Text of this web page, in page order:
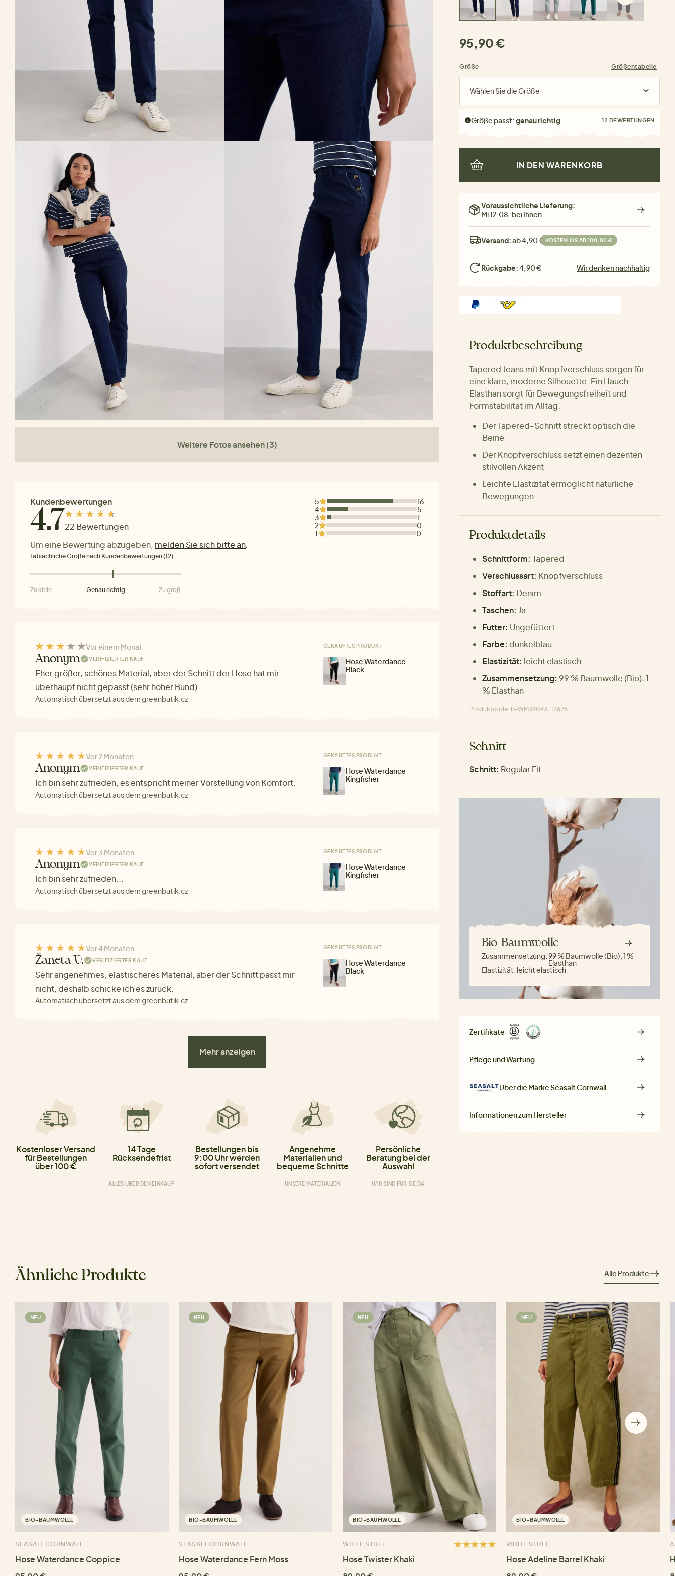
Weitere Fotos ansehen (3)
Kundenbewertungen
4.722 Bewertungen
Um eine Bewertung abzugeben, melden Sie sich bitte an.
5
16
4
5
3
1
2
0
1
0
Tatsächliche Größe nach Kundenbewertungen (12):
Zu klein Genau richtig Zu groß
Vor einem Monat
Anonym VERIFIZIERTER KAUF
Eher größer, schönes Material, aber der Schnitt der Hose hat mir
überhaupt nicht gepasst (sehr hoher Bund).
Automatisch übersetzt aus dem greenbutik.cz
GEKAUFTES PRODUKT
Hose Waterdance
Black
Vor 2 Monaten
Anonym VERIFIZIERTER KAUF
Ich bin sehr zufrieden, es entspricht meiner Vorstellung von Komfort.
Automatisch übersetzt aus dem greenbutik.cz
GEKAUFTES PRODUKT
Hose Waterdance
Kingfisher
Vor 3 Monaten
Anonym VERIFIZIERTER KAUF
Ich bin sehr zufrieden...
Automatisch übersetzt aus dem greenbutik.cz
GEKAUFTES PRODUKT
Hose Waterdance
Kingfisher
Vor 4 Monaten
Žaneta V. VERIFIZIERTER KAUF
Sehr angenehmes, elastischeres Material, aber der Schnitt passt mir
nicht, deshalb schicke ich es zurück.
Automatisch übersetzt aus dem greenbutik.cz
GEKAUFTES PRODUKT
Hose Waterdance
Black
Mehr anzeigen
Kostenloser Versand
für Bestellungen
über 100 €
14 Tage
Rücksendefrist
ALLES ÜBER DEN EINKAUF
Bestellungen bis
9:00 Uhr werden
sofort versendet
Angenehme
Materialien und
bequeme Schnitte
UNSERE MATERIALIEN
Persönliche
Beratung bei der
Auswahl
WIR SIND FÜR SIE DA
95,90 €
Größe Größentabelle
Wählen Sie die Größe
Größe passt:genau richtig 12 BEWERTUNGEN
IN DEN WARENKORB
Voraussichtliche Lieferung:
Mi 12.08. bei Ihnen
Versand:ab 4,90 € KOSTENLOS AB 100,00 €
Rückgabe:4,90 € Wir denken nachhaltig
Produktbeschreibung
Tapered Jeans mit Knopfverschluss sorgen für
eine klare, moderne Silhouette. Ein Hauch
Elasthan sorgt für Bewegungsfreiheit und
Formstabilität im Alltag.
Der Tapered-Schnitt streckt optisch die
Beine
Der Knopfverschluss setzt einen dezenten
stilvollen Akzent
Leichte Elastizität ermöglicht natürliche
Bewegungen
Produktdetails
Schnittform: Tapered
Verschlussart: Knopfverschluss
Stoffart: Denim
Taschen: Ja
Futter: Ungefüttert
Farbe: dunkelblau
Elastizität: leicht elastisch
Zusammensetzung: 99 % Baumwolle (Bio), 1
% Elasthan
Produktcode: B-WM39093-12626
Schnitt
Schnitt: Regular Fit
Bio-Baumwolle
Zusammensetzung:99 % Baumwolle (Bio), 1 %
Elasthan
Elastizität: leicht elastisch
Zertifikate
Pflege und Wartung
Über die MarkeSeasalt Cornwall
Informationen zum Hersteller
Ähnliche Produkte Alle Produkte
NEU
BIO-BAUMWOLLE
SEASALT CORNWALL
Hose Waterdance Coppice
NEU
BIO-BAUMWOLLE
SEASALT CORNWALL
Hose Waterdance Fern Moss
NEU
BIO-BAUMWOLLE
WHITE STUFF
Hose Twister Khaki
NEU
BIO-BAUMWOLLE
WHITE STUFF
Hose Adeline Barrel Khaki